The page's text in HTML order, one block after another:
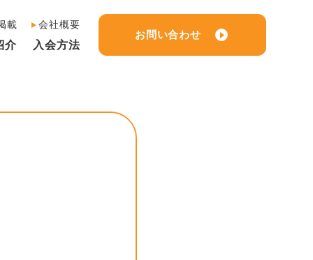
載 会社概要
介 入会方法
お問い合わせ